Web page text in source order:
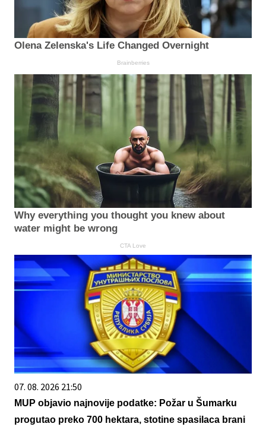
Olena Zelenska's Life Changed Overnight
Brainberries
Why everything you thought you knew about
water might be wrong
CTA Love
07. 08. 2026 21:50
MUP objavio najnovije podatke: Požar u Šumarku
progutao preko 700 hektara, stotine spasilaca brani